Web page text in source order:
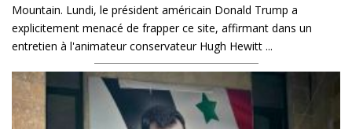
Mountain. Lundi, le président américain Donald Trump a
explicitement menacé de frapper ce site, affirmant dans un
entretien à l'animateur conservateur Hugh Hewitt ...